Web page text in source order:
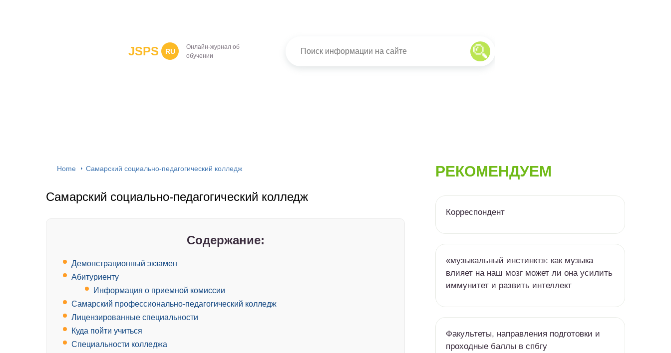
JSPS RU
Онлайн-журнал об
обучении
Home Самарский социально-педагогический колледж
Самарский социально-педагогический колледж
Содержание:
Демонстрационный экзамен
Абитуриенту
Информация о приемной комиссии
Самарский профессионально-педагогический колледж
Лицензированные специальности
Куда пойти учиться
Специальности колледжа
РЕКОМЕНДУЕМ
Корреспондент
«музыкальный инстинкт»: как музыка
влияет на наш мозг может ли она усилить
иммунитет и развить интеллект
Факультеты, направления подготовки и
проходные баллы в спбгу